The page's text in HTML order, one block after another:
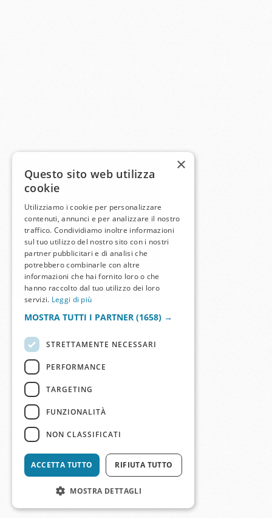
×
Questo sito web utilizza
cookie
Utilizziamo i cookie per personalizzare
contenuti, annunci e per analizzare il nostro
traffico. Condividiamo inoltre informazioni
sul tuo utilizzo del nostro sito con i nostri
partner pubblicitari e di analisi che
potrebbero combinarle con altre
informazioni che hai fornito loro o che
hanno raccolto dal tuo utilizzo dei loro
servizi. Leggi di più
MOSTRA TUTTI I PARTNER (1658) →
STRETTAMENTE NECESSARI
PERFORMANCE
TARGETING
FUNZIONALITÀ
NON CLASSIFICATI
ACCETTA TUTTO RIFIUTA TUTTO
MOSTRA DETTAGLI